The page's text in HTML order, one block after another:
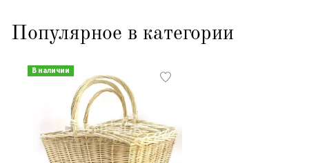
Популярное в категории
В наличии